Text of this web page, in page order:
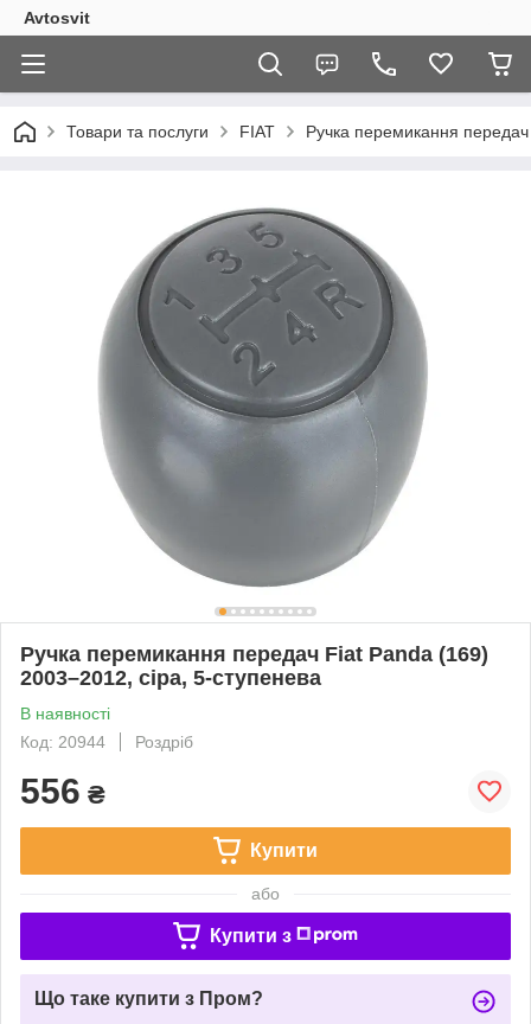
Avtosvit
Товари та послуги FIAT Ручка перемикання
Ручка перемикання передач Fiat Panda (169)
2003–2012, сіра, 5-ступенева
В наявності
Код: 20944
Роздріб
556 ₴
Купити
або
Купити з
Що таке купити з Пром?